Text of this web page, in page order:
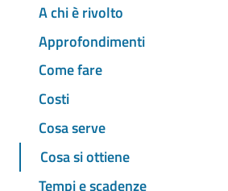
A chi è rivolto
Approfondimenti
Come fare
Costi
Cosa serve
Cosa si ottiene
Tempi e scadenze